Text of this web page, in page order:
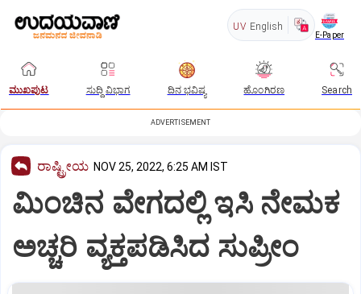
UV English
E-Paper
ಮುಖಪುಟ ಸುದ್ದಿ ವಿಭಾಗ ದಿನ ಭವಿಷ್ಯ ಹೊಂಗಿರಣ Search
ADVERTISEMENT
ರಾಷ್ಟ್ರೀಯ NOV 25, 2022, 6:25 AM IST
ಮಿಂಚಿನ ವೇಗದಲ್ಲಿ ಇಸಿ ನೇಮಕ
ಅಚ್ಚರಿ ವ್ಯಕ್ತಪಡಿಸಿದ ಸುಪ್ರೀಂ